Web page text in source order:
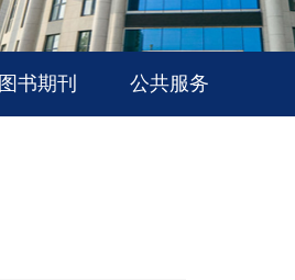
图书期刊 公共服务